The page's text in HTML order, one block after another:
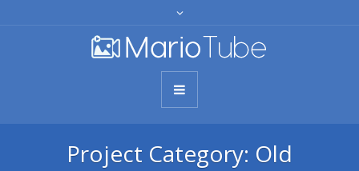
Project Category: Old